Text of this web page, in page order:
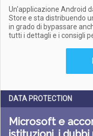
Un'applicazione Android
Store e sta distribuendo
in grado di bypassare
tutti i dettagli e i consigli
DATA PROTECTION
Microsoft e